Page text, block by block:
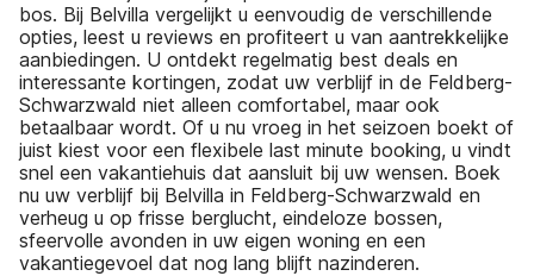
bos. Bij Belvilla vergelijkt u eenvoudig de verschillende
opties, leest u reviews en profiteert u van aantrekkelijke
aanbiedingen. U ontdekt regelmatig best deals en
interessante kortingen, zodat uw verblijf in de Feldberg-
Schwarzwald niet alleen comfortabel, maar ook
betaalbaar wordt. Of u nu vroeg in het seizoen boekt of
juist kiest voor een flexibele last minute booking, u vindt
snel een vakantiehuis dat aansluit bij uw wensen. Boek
nu uw verblijf bij Belvilla in Feldberg-Schwarzwald en
verheug u op frisse berglucht, eindeloze bossen,
sfeervolle avonden in uw eigen woning en een
vakantiegevoel dat nog lang blijft nazinderen.